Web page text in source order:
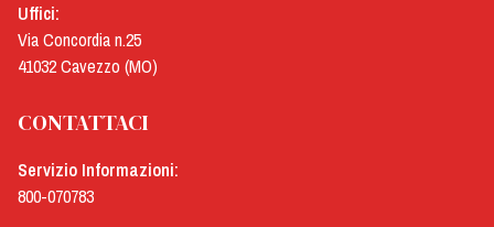
Uffici:
Via Concordia n.25
41032 Cavezzo (MO)
CONTATTACI
Servizio Informazioni:
800-070783